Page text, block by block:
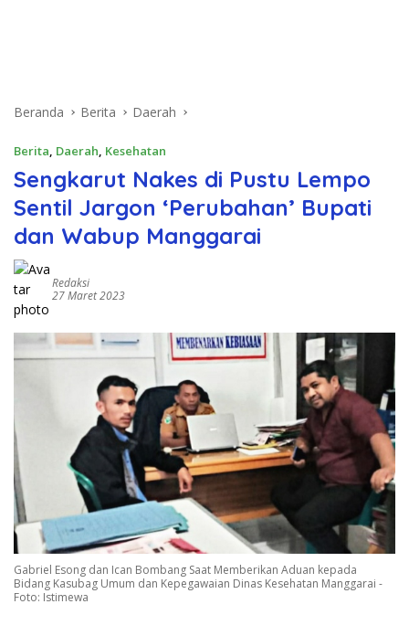
Beranda Berita Daerah
Berita, Daerah, Kesehatan
Sengkarut Nakes di Pustu Lempo
Sentil Jargon ‘Perubahan’ Bupati
dan Wabup Manggarai
Redaksi
27 Maret 2023
Gabriel Esong dan Ican Bombang Saat Memberikan Aduan kepada
Bidang Kasubag Umum dan Kepegawaian Dinas Kesehatan Manggarai -
Foto: Istimewa